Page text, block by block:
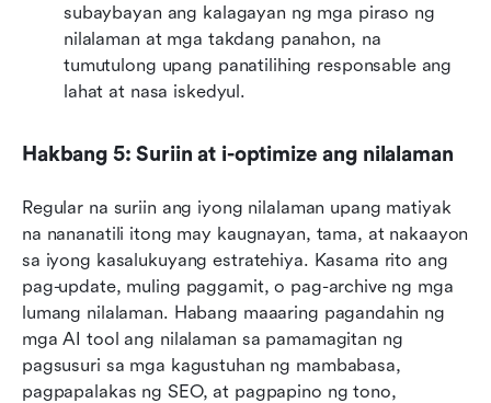
subaybayan ang kalagayan ng mga piraso ng
nilalaman at mga takdang panahon, na
tumutulong upang panatilihing responsable ang
lahat at nasa iskedyul.
Hakbang 5: Suriin at i-optimize ang nilalaman
Regular na suriin ang iyong nilalaman upang matiyak
na nananatili itong may kaugnayan, tama, at nakaayon
sa iyong kasalukuyang estratehiya. Kasama rito ang
pag-update, muling paggamit, o pag-archive ng mga
lumang nilalaman. Habang maaaring pagandahin ng
mga AI tool ang nilalaman sa pamamagitan ng
pagsusuri sa mga kagustuhan ng mambabasa,
pagpapalakas ng SEO, at pagpapino ng tono,